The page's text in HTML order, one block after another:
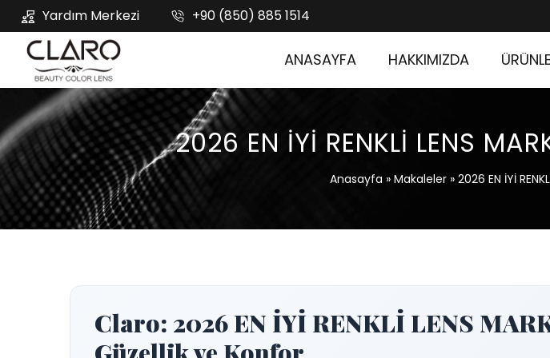
Yardım Merkezi +90 (850) 885 1514
ANASAYFA HAKKIMIZDA
2026 EN İYİ RENKLİ LENS
Anasayfa » Makaleler» 2026 EN İYİ
Claro: 2026 EN İYİ RENKLİ LENS